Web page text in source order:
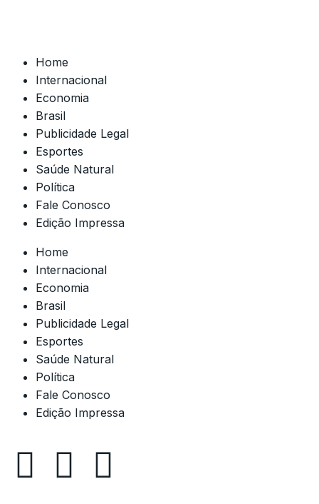
Home
Internacional
Economia
Brasil
Publicidade Legal
Esportes
Saúde Natural
Política
Fale Conosco
Edição Impressa
Home
Internacional
Economia
Brasil
Publicidade Legal
Esportes
Saúde Natural
Política
Fale Conosco
Edição Impressa